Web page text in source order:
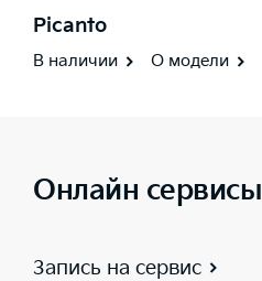
Picanto
В наличии О модели
Онлайн сервисы
Запись на сервис